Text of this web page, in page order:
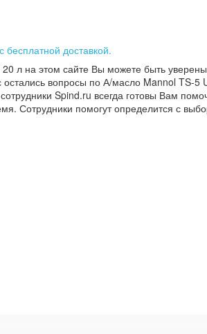
доставкой.
л на этом сайте Вы можете быть уверены
вопросы по А/масло Mannol TS-5
Spind.ru всегда готовы Вам
Сотрудники помогут определится с